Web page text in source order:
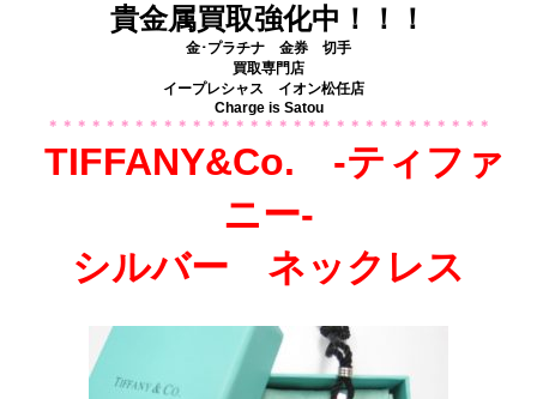
貴金属買取強化中！！！
金･プラチナ 金券 切手
買取専門店
イープレシャス イオン松任店
Charge is Satou
＊＊＊＊＊＊＊＊＊＊＊＊＊＊＊＊＊＊＊＊＊＊＊＊＊＊＊＊＊＊＊
TIFFANY&Co. -ティファ
ニー-
シルバー ネックレス